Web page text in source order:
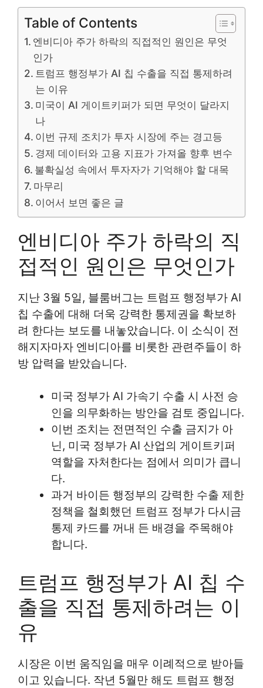
Table of Contents
엔비디아 주가 하락의 직접적인 원인은 무엇
인가
트럼프 행정부가 AI 칩 수출을 직접 통제하려
는 이유
미국이 AI 게이트키퍼가 되면 무엇이 달라지
나
이번 규제 조치가 투자 시장에 주는 경고등
경제 데이터와 고용 지표가 가져올 향후 변수
불확실성 속에서 투자자가 기억해야 할 대목
마무리
이어서 보면 좋은 글
엔비디아 주가 하락의 직
접적인 원인은 무엇인가
지난 3월 5일, 블룸버그는 트럼프 행정부가 AI
칩 수출에 대해 더욱 강력한 통제권을 확보하
려 한다는 보도를 내놓았습니다. 이 소식이 전
해지자마자 엔비디아를 비롯한 관련주들이 하
방 압력을 받았습니다.
미국 정부가 AI 가속기 수출 시 사전 승
인을 의무화하는 방안을 검토 중입니다.
이번 조치는 전면적인 수출 금지가 아
닌, 미국 정부가 AI 산업의 게이트키퍼
역할을 자처한다는 점에서 의미가 큽니
다.
과거 바이든 행정부의 강력한 수출 제한
정책을 철회했던 트럼프 정부가 다시금
통제 카드를 꺼내 든 배경을 주목해야
합니다.
트럼프 행정부가 AI 칩 수
출을 직접 통제하려는 이
유
시장은 이번 움직임을 매우 이례적으로 받아들
이고 있습니다. 작년 5월만 해도 트럼프 행정